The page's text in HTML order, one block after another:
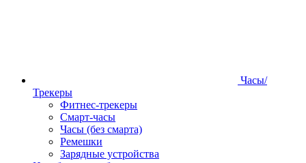
Часы/
Трекеры
Фитнес-трекеры
Смарт-часы
Часы (без смарта)
Ремешки
Зарядные устройства